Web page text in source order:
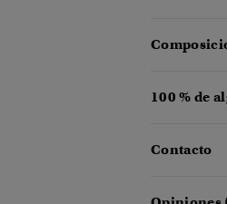
100 % de
Contacto